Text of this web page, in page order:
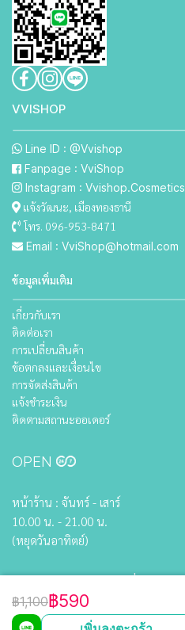
฿1,100฿590
VVISHO P
Line ID : @Vvishop
Fanpage : VviShop
Instagram : Vvishop.Cosmetics
แจ้งวัฒนะ, เมืองทองธานี
โทร. 096-953-8471
Email : VviShop@hotmail.com
ข้อมูลเพิ่มเติม
เกี่ยวกับเรา
ติดต่อเรา
การเปลี่ยนสินค้า
ข้อตกลงและเงื่อนไข
การจัดส่งสินค้า
แจ้งชำระเงิน
ติดตามสถานะออเดอร์
OPEN
หน้าร้าน : จันทร์ - เสาร์
10.00 น. - 21.00 น.
(หยุดวันอาทิตย์)